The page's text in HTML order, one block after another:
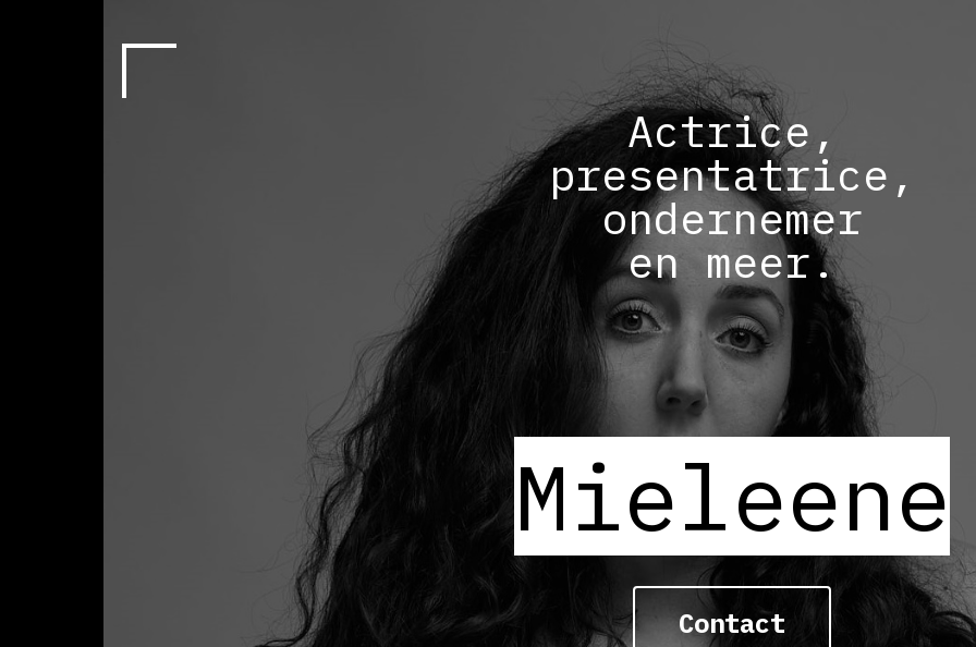
Actrice,
presentatrice,
ondernemer
en meer.
Mieleene
Contact